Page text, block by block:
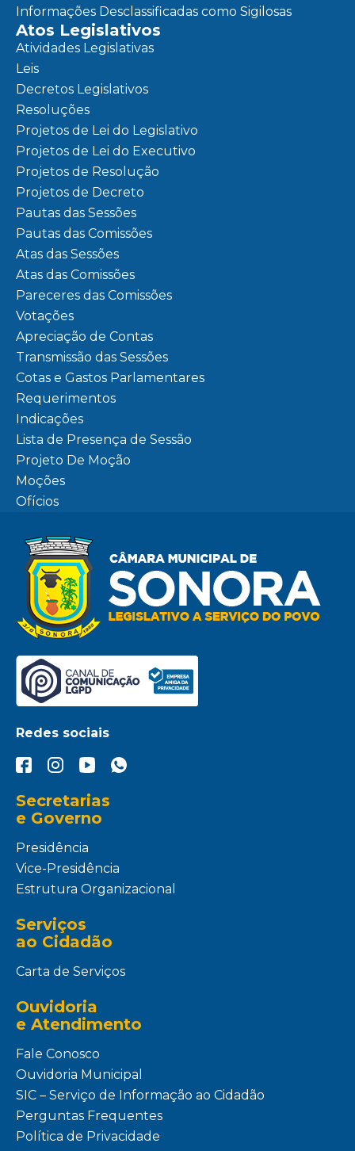
Informações Desclassificadas como Sigilosas
Atos Legislativos
Atividades Legislativas
Leis
Decretos Legislativos
Resoluções
Projetos de Lei do Legislativo
Projetos de Lei do Executivo
Projetos de Resolução
Projetos de Decreto
Pautas das Sessões
Pautas das Comissões
Atas das Sessões
Atas das Comissões
Pareceres das Comissões
Votações
Apreciação de Contas
Transmissão das Sessões
Cotas e Gastos Parlamentares
Requerimentos
Indicações
Lista de Presença de Sessão
Projeto De Moção
Moções
Ofícios
Redes sociais
Secretarias
e Governo
Presidência
Vice-Presidência
Estrutura Organizacional
Serviços
ao Cidadão
Carta de Serviços
Ouvidoria
e Atendimento
Fale Conosco
Ouvidoria Municipal
SIC – Serviço de Informação ao Cidadão
Perguntas Frequentes
Política de Privacidade